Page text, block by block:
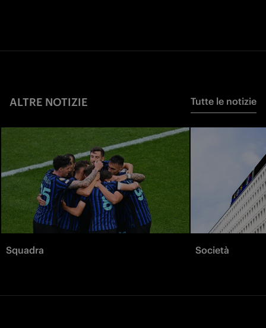
ALTRE NOTIZIE Tutte le notizie
Squadra Società